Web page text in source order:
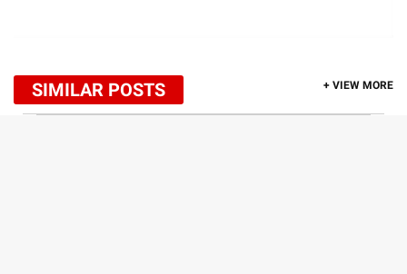
SIMILAR POSTS + VIEW MORE